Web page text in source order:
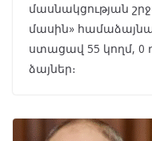
մասնակցության
մասին»
ստացավ 55 կողմ, 0
ձայներ։